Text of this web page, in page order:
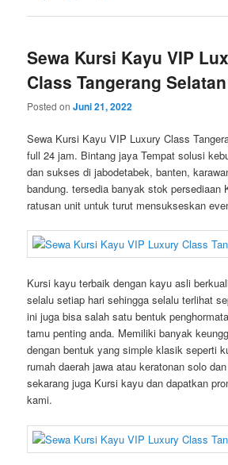
Sewa Kursi Kayu VIP
Class Tangerang Selatan
Posted onJuni 21, 2022
Sewa Kursi Kayu VIP Luxury Class
full 24 jam. Bintang jaya Tempat solusi
dan sukses di jabodetabek, banten,
bandung. tersedia banyak stok persediaan
ratusan unit untuk turut mensukseskan
Kursi kayu terbaik dengan kayu asli
selalu setiap hari sehingga selalu terlihat
ini juga bisa salah satu bentuk
tamu penting anda. Memiliki banyak
dengan bentuk yang simple klasik seperti
rumah daerah jawa atau keratonan solo
sekarang juga Kursi kayu dan dapatkan
kami.